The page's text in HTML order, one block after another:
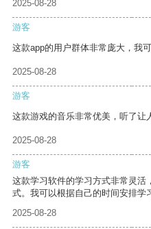
2025-08-28
游客
这款app的用户群体非常庞大，我
2025-08-28
游客
这款游戏的音乐非常优美，听了让
2025-08-28
游客
这款学习软件的学习方式非常灵活
式。我可以根据自己的时间安排学
2025-08-28